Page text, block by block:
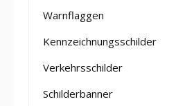
Warnflaggen
Kennzeichnungsschilder
Verkehrsschilder
Schilderbanner